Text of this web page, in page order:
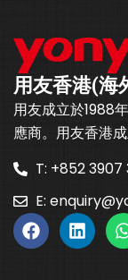
用友香港(海
用友成立於1988
應商。用友香港
T: +852 3907
E: